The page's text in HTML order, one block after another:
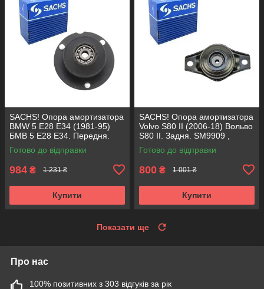
SACHS! Опора амортизатора
BMW 5 E28 E34 (1981-95)
БМВ 5 Е28 Е34. Передня.
SM1000 , 803151 , KB650.00 ,
VKDC35801
Готово до відправки
984 ₴ 1 231 ₴
Купити
SACHS! Опора амортизатора
Volvo S80 II (2006-18) Вольво
S80 II. Задня. SM9909 ,
802416 , KB952.10 ,
VKDA40436
Готово до відправки
800 ₴ 1 001 ₴
Купити
Показати ще
Про нас
100% позитивних з 303 відгуків за рік